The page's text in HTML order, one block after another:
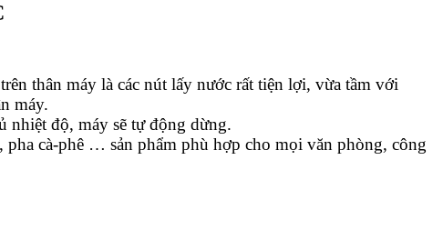
thân máy là các nút lấy nước rất tiện lợi, vừa tầm với
máy.
nhiệt độ, máy sẽ tự động dừng.
pha cà-phê … sản phẩm phù hợp cho mọi văn phòng, công